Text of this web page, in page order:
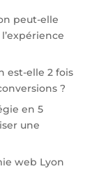
peut-elle
est-elle 2 fois
?
en 5
une
web Lyon